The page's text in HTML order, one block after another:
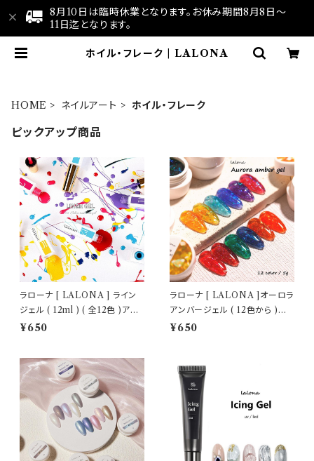
8月10日は臨時休業となります。お休み期間8月8日～
11日迄となります。
ホイル・フレーク | LALONA
HOME ネイルアート ホイル・フレーク
ピックアップ商品
ラローナ [ LALONA ] ライン
ジェル ( 12ml ) ( 全12色 )アー
トジェル/細ブラシ
¥650
ラローナ [ LALONA ]オーロラ
アンバージェル ( 12色から )ジ
ェルネイル/セルフネイル/ネイル
¥650